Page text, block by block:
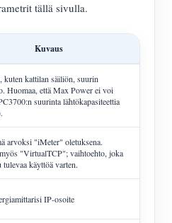
tällä sivulla.
Kuvaus
kuten kattilan säiliön, suurin
Huomaa, että Max Power ei voi
suurinta lähtökapasiteettia
arvoksi "iMeter" oletuksena.
"VirtualTCP"; vaihtoehto, joka
tulevaa käyttöä varten.
IP-osoite